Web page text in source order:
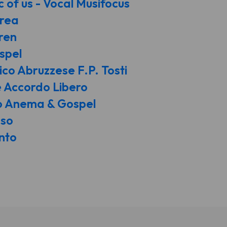
of us - Vocal Musifocus
Abruzzese F.P. Tosti
Accordo Libero
& Gospel